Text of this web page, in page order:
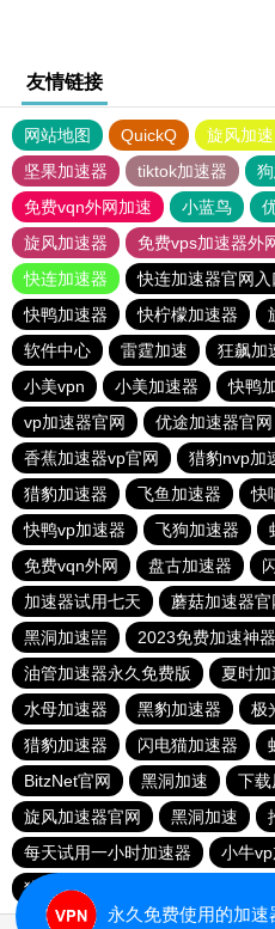
友情链接
网站地图 QuickQ 旋风加
坚果加速器
tiktok加速器
免费vqn外网加速
小蓝鸟
旋风加速器
免费vps加速器外
快连加速器
快连加速器官网入
快鸭加速器
快柠檬加速器
软件中心
雷霆加速 狂飙加
小美vpn
小美加速器 快鸭
vp加速器官网
优途加速器官网
香蕉加速器vp官网
猎豹nvp加
猎豹加速器
飞鱼加速器 快
快鸭vp加速器
飞狗加速器
免费vqn外网
盘古加速器
加速器试用七天
蘑菇加速器官
黑洞加速噐
2023免费加速神器
油管加速器永久免费版
夏时加
水母加速器
黑豹加速器 极
猎豹加速器
闪电猫加速器
BitzNet官网
黑洞加速 下载
旋风加速器官网
黑洞加速
每天试用一小时加速器
小牛
猎豹加速器
永久免费使用的加速